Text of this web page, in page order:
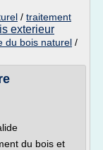
/ traitement
exterieur
du bois naturel /
du bois et